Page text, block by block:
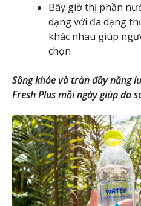
Bây giờ thị phần
dạng với đa dạng
khác nhau giúp
chọn
Sống khỏe và tràn đầy năng
Fresh Plus mỗi ngày giúp da